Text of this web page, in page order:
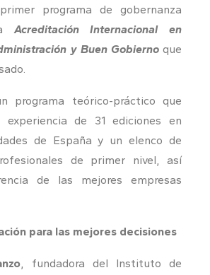
programa de gobernanza
Acreditación Internacional en
y Buen Gobierno que
programa teórico-práctico que
de 31 ediciones en
de España y un elenco de
de primer nivel, así
de las mejores empresas
para las mejores decisiones
, fundadora del Instituto de